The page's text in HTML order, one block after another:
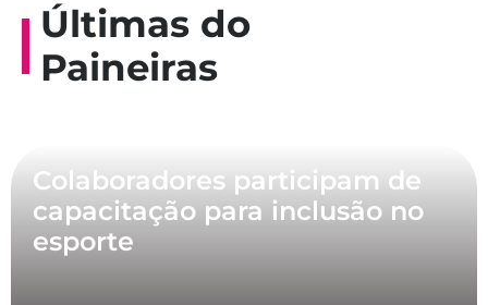
Últimas do
Paineiras
Colaboradores participam de
capacitação para inclusão no
esporte